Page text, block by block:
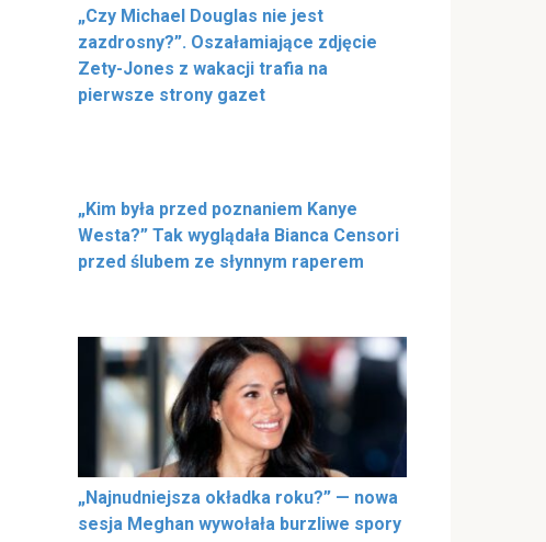
„Czy Michael Douglas nie jest
zazdrosny?”. Oszałamiające zdjęcie
Zety-Jones z wakacji trafia na
pierwsze strony gazet
„Kim była przed poznaniem Kanye
Westa?” Tak wyglądała Bianca Censori
przed ślubem ze słynnym raperem
„Najnudniejsza okładka roku?” — nowa
sesja Meghan wywołała burzliwe spory